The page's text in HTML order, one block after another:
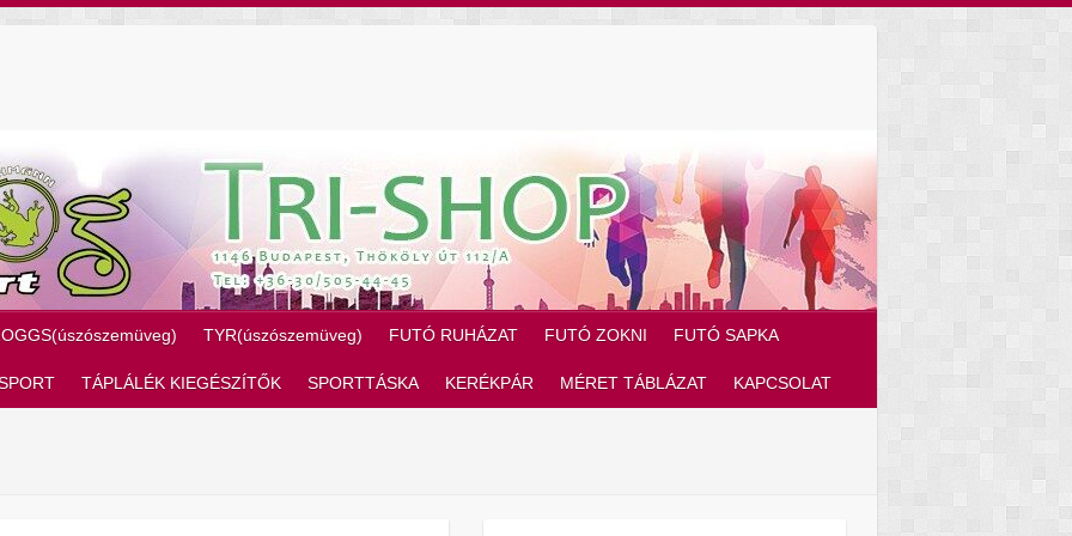
TYR(úszószemüveg) FUTÓ RUHÁZAT FUTÓ ZOKNI FUTÓ SAPKA
TÁPLÁLÉK KIEGÉSZÍTŐK SPORTTÁSKA KERÉKPÁR MÉRET TÁBLÁZAT KAPCSOLAT